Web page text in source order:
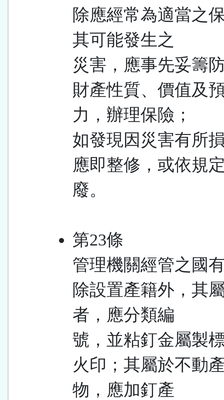
除應經常為適當之
其可能發生之
災害，應事先妥籌
財產性質、價值及
力，辦理保險；
如發現因災害有所
應即整修，或依規
廢。
第23條
管理機關經管之國
除設置產籍外，其
者，應分類編
號，並粘釘金屬製
火印；其屬於不動
物，應加釘產